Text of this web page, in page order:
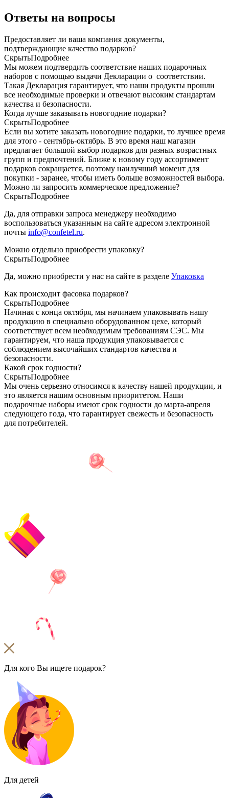
Ответы на вопросы
Предоставляет ли ваша компания документы,
подтверждающие качество подарков?
СкрытьПодробнее
Мы можем подтвердить соответствие наших подарочных
наборов с помощью выдачи Декларации о соответствии.
Такая Декларация гарантирует, что наши продукты прошли
все необходимые проверки и отвечают высоким стандартам
качества и безопасности.
Когда лучше заказывать новогодние подарки?
СкрытьПодробнее
Если вы хотите заказать новогодние подарки, то лучшее время
для этого - сентябрь-октябрь. В это время наш магазин
предлагает большой выбор подарков для разных возрастных
групп и предпочтений. Ближе к новому году ассортимент
подарков сокращается, поэтому наилучший момент для
покупки - заранее, чтобы иметь больше возможностей выбора.
Можно ли запросить коммерческое предложение?
СкрытьПодробнее
Да, для отправки запроса менеджеру необходимо
воспользоваться указанным на сайте адресом электронной
почты info@confetel.ru.
Можно отдельно приобрести упаковку?
СкрытьПодробнее
Да, можно приобрести у нас на сайте в разделе Упаковка
Как происходит фасовка подарков?
СкрытьПодробнее
Начиная с конца октября, мы начинаем упаковывать нашу
продукцию в специально оборудованном цехе, который
соответствует всем необходимым требованиям СЭС. Мы
гарантируем, что наша продукция упаковывается с
соблюдением высочайших стандартов качества и
безопасности.
Какой срок годности?
СкрытьПодробнее
Мы очень серьезно относимся к качеству нашей продукции, и
это является нашим основным приоритетом. Наши
подарочные наборы имеют срок годности до марта-апреля
следующего года, что гарантирует свежесть и безопасность
для потребителей.
Для кого Вы ищете подарок?
Для детей